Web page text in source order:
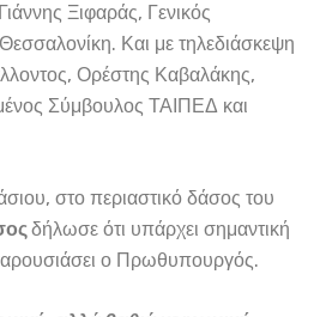
Ξιφαράς, Γενικός
Και με τηλεδιάσκεψη
Ορέστης Καβαλάκης,
Σύμβουλος ΤΑΙΠΕΔ και
στο περιαστικό δάσος του
δήλωσε ότι υπάρχει σημαντική
ο Πρωθυπουργός.